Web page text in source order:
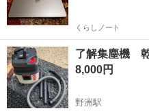
くらしノート
了解集塵機
8,000円
野洲駅